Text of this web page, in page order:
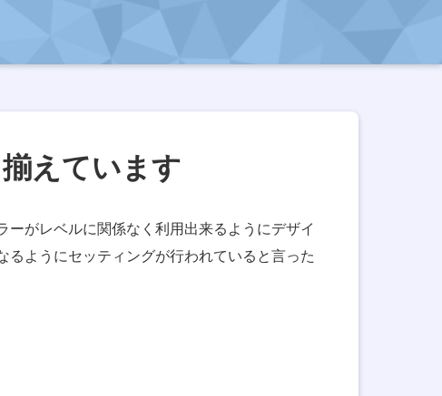
えています
がレベルに関係なく利用出来るようにデザイ
ようにセッティングが行われていると言った